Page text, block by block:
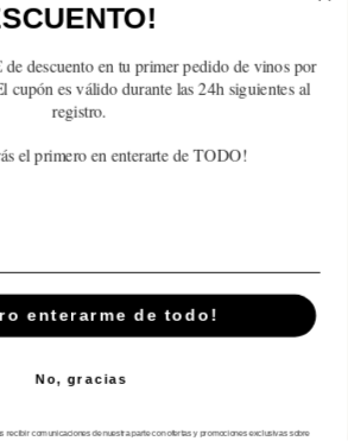
descuento en tu primer pedido de vinos por
cupón es válido durante las 24h siguientes al
registro.
el primero en enterarte de TODO!
enterarme de todo!
No, gracias
recibir comunicaciones de nuestra parte con ofertas y promociones exclusivas sobre